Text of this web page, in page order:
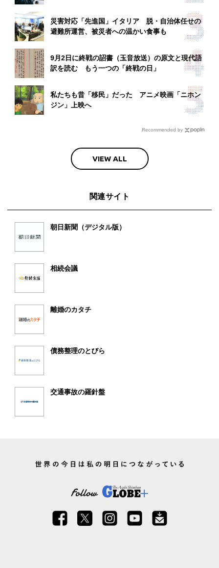
災害対応「先進国」イタリア 脱・自治体任せの
避難所運営、被災者への温かい食事も
9月2日に終戦の詔書（玉音放送）の原文と現代語
訳を読む もう一つの「終戦の日」
私たちも昔「移民」だった アニメ映画「ニホン
ジン」上映へ
Recommended by
VIEW ALL
関連サイト
朝日新聞（デジタル版）
相続会議
離婚のカタチ
債務整理のとびら
交通事故の羅針盤